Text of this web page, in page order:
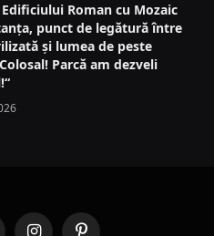
Roman cu Mozaic
punct de legătură între
și lumea de peste
Parcă am dezveli